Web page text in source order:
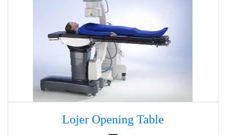
Lojer Opening Table